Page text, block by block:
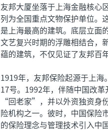
友邦大厦坐落于上海金融核心
列为全国重点文物保护单位。
是上海最高的建筑。底层立面
文艺复兴时期的浮雕相结合，
蕴的建筑，不仅见证了友邦百
1919年，友邦保险起源于上
17号。1992年，伴随中国改
“回老家”，并以外资独资身
险机构之一。彼时，中国保
的保险理念与管理技术引入中